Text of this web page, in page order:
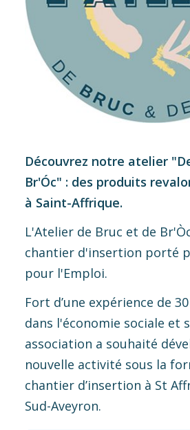
Découvrez notre atelier
Br'Óc" : des produits
à Saint-Affrique.
L'Atelier de Bruc et de
chantier d'insertion porté
pour l'Emploi.
Fort d’une expérience de
dans l'économie sociale et
association a souhaité
nouvelle activité sous la
chantier d’insertion à St
Sud-Aveyron.